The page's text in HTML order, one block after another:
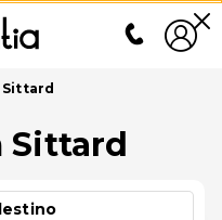
Sittard
Sittard